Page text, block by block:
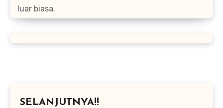
luar biasa.
SELANJUTNYA!!